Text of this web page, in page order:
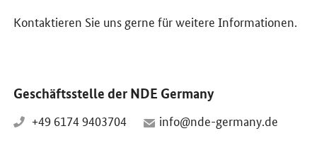
Kontaktieren Sie uns gerne für weitere Informationen.
Geschäftsstelle der NDE Germany
+49 6174 9403704 info@nde-germany.de